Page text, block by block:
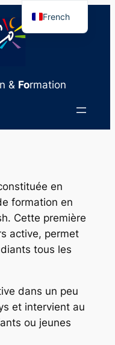
& Formation
en
formation en
Cette première
active, permet
tous les
dans un peu
et intervient au
ou jeunes
French
English